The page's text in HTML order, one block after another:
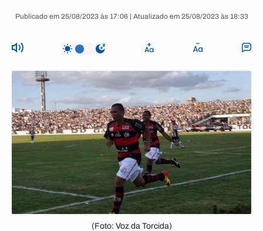
Publicado em 25/08/2023 às 17:06 | Atualizado em 25/08/2023 às 18:33
(Foto: Voz da Torcida)